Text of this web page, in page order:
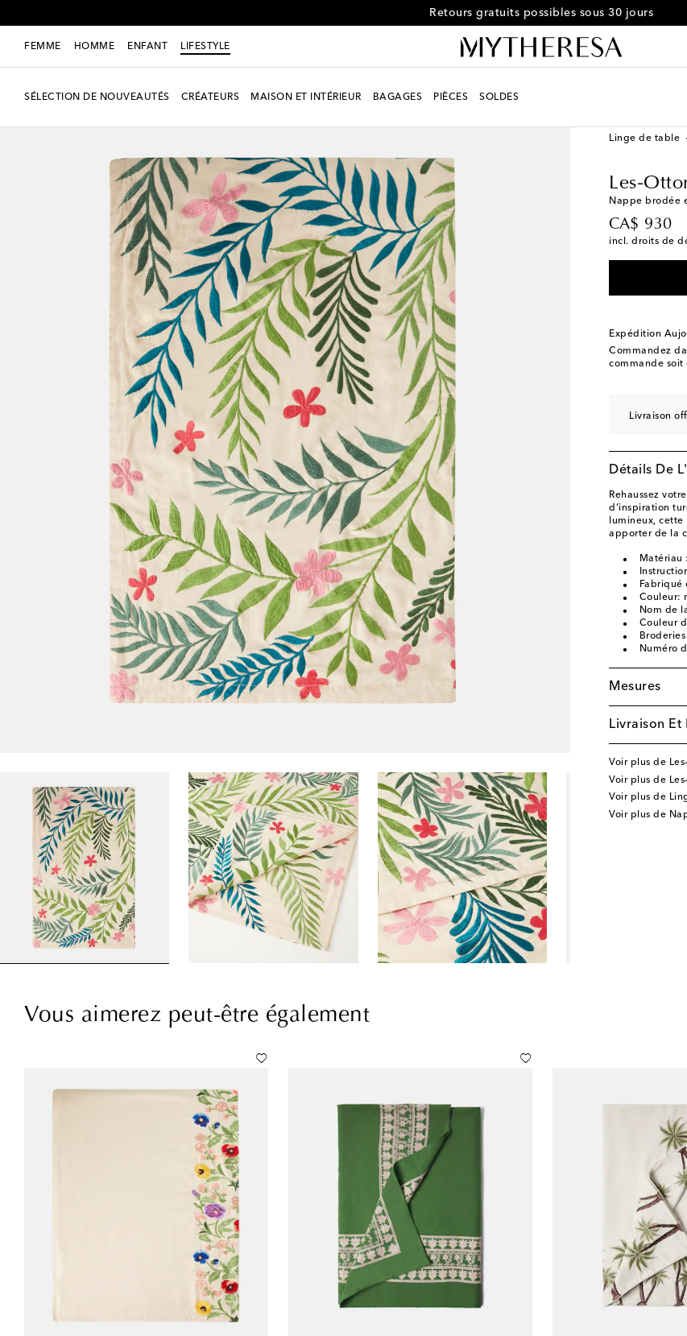
Retours gratuits possibles sous 30 jours
FEMME HOMME ENFANT LIFESTYLE
SÉLECTION DE NOUVEAUTÉS CRÉATEURS MAISON ET INTÉRIEUR BAGAGES PIÈCES SOLDES
Linge de table
Les-
Nappe brodée
CA$ 930
original
incl. droits de
Expédition
Commandez
commande
Livraison
Détails De
Rehaussez
d’inspiration
lumineux,
apporter de la
Matériau
Fabriqué
Couleur:
Nom de
Couleur
Numéro
Mesures
Livraison Et
Voir plus de
Voir plus de
Voir plus de
Voir plus de
Vous aimerez peut-être également